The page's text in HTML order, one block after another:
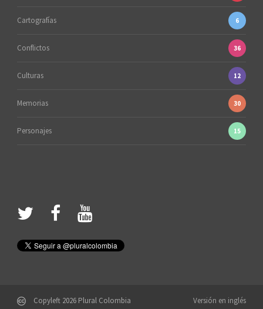
Cartografías 6
Conflictos 36
Culturas 12
Memorias 30
Personajes 15
Copyleft 2026 Plural Colombia Versión en inglés